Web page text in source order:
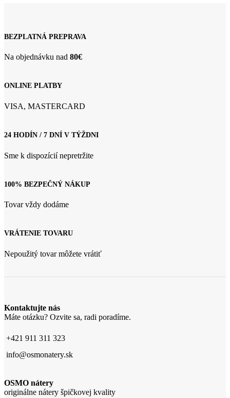
BEZPLATNÁ PREPRAVA
Na objednávku nad 80€
ONLINE PLATBY
VISA, MASTERCARD
24 HODÍN / 7 DNÍ V TÝŽDNI
Sme k dispozícií nepretržite
100% BEZPEČNÝ NÁKUP
Tovar vždy dodáme
VRÁTENIE TOVARU
Nepoužitý tovar môžete vrátiť
Kontaktujte nás
Máte otázku? Ozvite sa, radi poradíme.
+421 911 311 323
info@osmonatery.sk
OSMO nátery
originálne nátery špičkovej kvality